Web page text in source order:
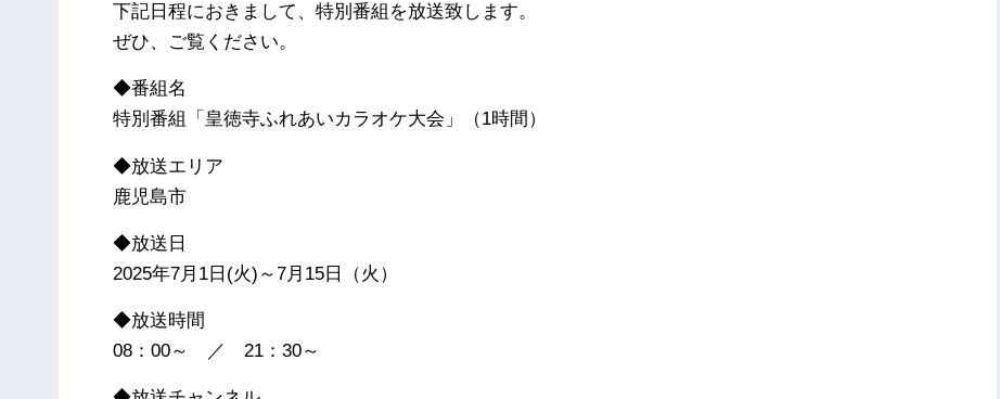
下記日程におきまして、特別番組を放送致します。
ぜひ、ご覧ください。
◆番組名
特別番組「皇徳寺ふれあいカラオケ大会」（1時間）
◆放送エリア
鹿児島市
◆放送日
2025年7月1日(火)～7月15日（火）
◆放送時間
08：00～ ／ 21：30～